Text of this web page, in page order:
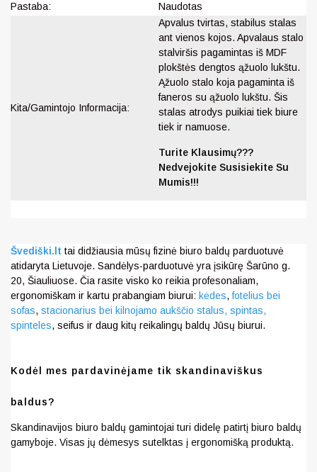
Pastaba:
Naudotas
Kita/Gamintojo Informacija:
Apvalus tvirtas, stabilus stalas
ant vienos kojos. Apvalaus stalo
stalviršis pagamintas iš MDF
plokštės dengtos ąžuolo lukštu.
Ąžuolo stalo koja pagaminta iš
faneros su ąžuolo lukštu. Šis
stalas atrodys puikiai tiek biure
tiek ir namuose.
Turite Klausimų???
Nedvejokite Susisiekite Su
Mumis!!!
Švediški.lt tai didžiausia mūsų fizinė biuro baldų parduotuvė
atidaryta Lietuvoje. Sandėlys-parduotuvė yra įsikūrę Šarūno g.
20, Šiauliuose. Čia rasite visko ko reikia profesonaliam,
ergonomiškam ir kartu prabangiam biurui: kėdes,fotelius bei
sofas, stacionarius bei kilnojamo aukščio stalus, spintas,
spinteles, seifus ir daug kitų reikalingų baldų Jūsų biurui.
Kodėl mes pardavinėjame tik skandinaviškus
baldus?
Skandinavijos biuro baldų gamintojai turi didelę patirtį biuro baldų
gamyboje. Visas jų dėmesys sutelktas į ergonomišką produktą.